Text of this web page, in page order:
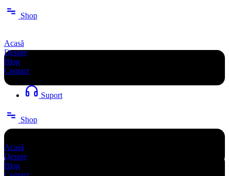
Sari
Shop
Acasă
Despre
Blog
Contact
Suport
Shop
Acasă
Despre
Blog